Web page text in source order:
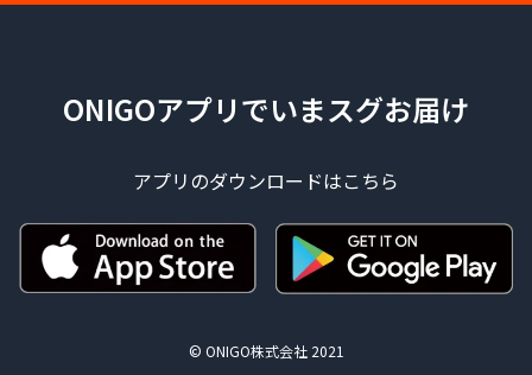
ONIGOアプリでいまスグお届け
アプリのダウンロードはこちら
© ONIGO株式会社 2021